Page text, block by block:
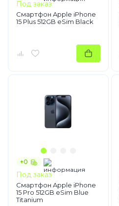
Под заказ
Смартфон Apple iPhone
15 Plus 512GB eSim Black
+0
Под заказ
Смартфон Apple iPhone
15 Pro 512GB eSim Blue
Titanium